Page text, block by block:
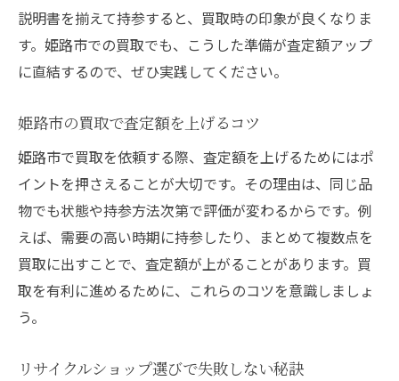
説明書を揃えて持参すると、買取時の印象が良くなりま
す。姫路市での買取でも、こうした準備が査定額アップ
に直結するので、ぜひ実践してください。
姫路市の買取で査定額を上げるコツ
姫路市で買取を依頼する際、査定額を上げるためにはポ
イントを押さえることが大切です。その理由は、同じ品
物でも状態や持参方法次第で評価が変わるからです。例
えば、需要の高い時期に持参したり、まとめて複数点を
買取に出すことで、査定額が上がることがあります。買
取を有利に進めるために、これらのコツを意識しましょ
う。
リサイクルショップ選びで失敗しない秘訣